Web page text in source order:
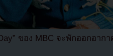
ของ MBC จะพักออกอาก